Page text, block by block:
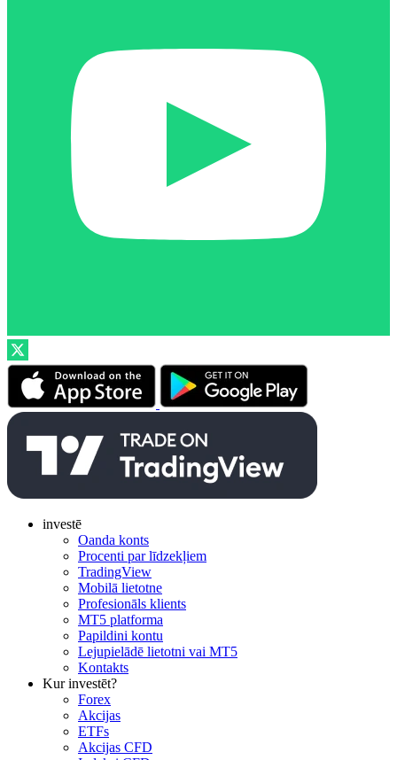
investē
Oanda konts
Procenti par līdzekļiem
TradingView
Mobilā lietotne
Profesionāls klients
MT5 platforma
Papildini kontu
Lejupielādē lietotni vai MT5
Kontakts
Kur investēt?
Forex
Akcijas
ETFs
Akcijas CFD